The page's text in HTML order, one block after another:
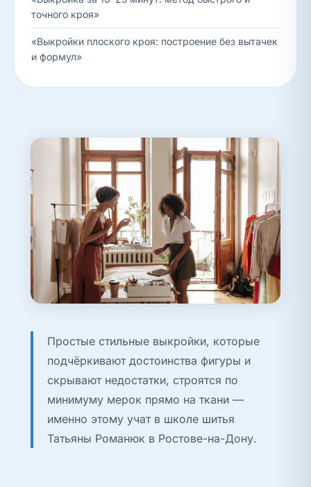
Простые стильные выкройки, которые
подчёркивают достоинства фигуры и
скрывают недостатки, строятся по
минимуму мерок прямо на ткани —
именно этому учат в школе шитья
Татьяны Романюк в Ростове-на-Дону.
точного кроя»
«Выкройки плоского кроя: построение без вытачек
и формул»